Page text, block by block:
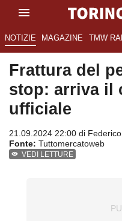
NOTIZIE MAGAZINE TMW
Frattura del
stop: arriva il
ufficiale
21.09.2024 22:00 di
Fonte: Tuttomercatoweb
VEDI LETTURE